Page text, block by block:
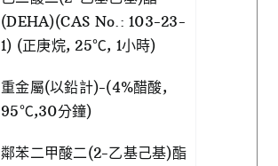
(DEHA)(CAS No.: 103-23-
1) (正庚烷, 25℃, 1小時)
重金屬(以鉛計)-(4%醋酸,
95℃,30分鐘)
鄰苯二甲酸二(2-乙基己基)酯